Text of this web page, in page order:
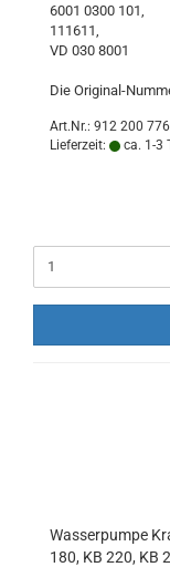
6001 0300 101,
111611,
VD 030 8001
Die Original-
Art.Nr.: 912 200 776
Lieferzeit:
ca. 1-3
Wasserpumpe
180, KB 220, KB